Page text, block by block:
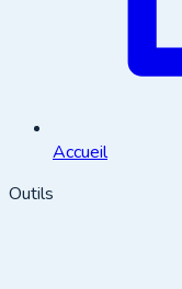
Accueil
Outils